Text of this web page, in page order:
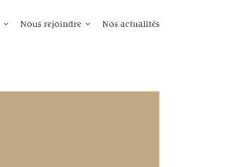
Nous rejoindre Nos actualités